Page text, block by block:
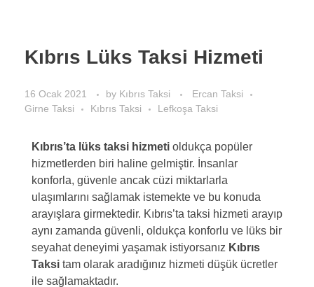
Kıbrıs Lüks Taksi Hizmeti
16 Ocak 2021 by Kıbrıs Taksi
Ercan Taksi
Girne Taksi
Kıbrıs Taksi Lefkoşa Taksi
Kıbrıs’ta lüks taksi hizmeti oldukça popüler
hizmetlerden biri haline gelmiştir. İnsanlar
konforla, güvenle ancak cüzi miktarlarla
ulaşımlarını sağlamak istemekte ve bu konuda
arayışlara girmektedir. Kıbrıs’ta taksi hizmeti arayıp
aynı zamanda güvenli, oldukça konforlu ve lüks bir
seyahat deneyimi yaşamak istiyorsanız Kıbrıs
Taksi tam olarak aradığınız hizmeti düşük ücretler
ile sağlamaktadır.